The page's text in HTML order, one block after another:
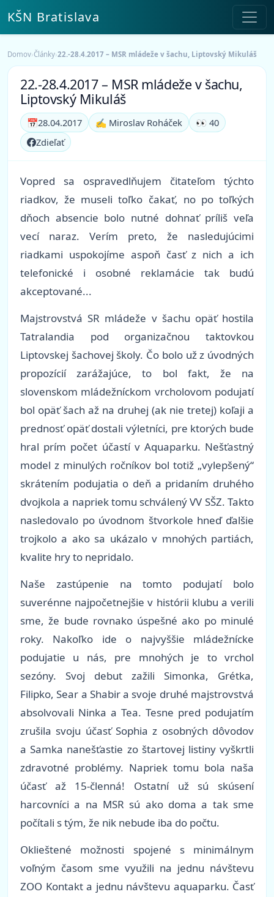
KŠN Bratislava
Domov›Články›22.-28.4.2017 – MSR mládeže v šachu, Liptovský Mikuláš
22.-28.4.2017 – MSR mládeže v šachu,
Liptovský Mikuláš
📅28.04.2017 ✍️ Miroslav Roháček
👀 40
Zdieľať
Vopred sa ospravedlňujem čitateľom týchto
riadkov, že museli toľko čakať, no po toľkých
dňoch absencie bolo nutné dohnať príliš veľa
vecí naraz. Verím preto, že nasledujúcimi
riadkami uspokojíme aspoň časť z nich a ich
telefonické i osobné reklamácie tak budú
akceptované...
Majstrovstvá SR mládeže v šachu opäť hostila
Tatralandia pod organizačnou taktovkou
Liptovskej šachovej školy. Čo bolo už z úvodných
propozícií zarážajúce, to bol fakt, že na
slovenskom mládežníckom vrcholovom podujatí
bol opäť šach až na druhej (ak nie tretej) koľaji a
prednosť opäť dostali výletníci, pre ktorých bude
hral prím počet účastí v Aquaparku. Nešťastný
model z minulých ročníkov bol totiž „vylepšený“
skrátením podujatia o deň a pridaním druhého
dvojkola a napriek tomu schválený VV SŠZ. Takto
nasledovalo po úvodnom štvorkole hneď ďalšie
trojkolo a ako sa ukázalo v mnohých partiách,
kvalite hry to nepridalo.
Naše zastúpenie na tomto podujatí bolo
suverénne najpočetnejšie v histórii klubu a verili
sme, že bude rovnako úspešné ako po minulé
roky. Nakoľko ide o najvyššie mládežnícke
podujatie u nás, pre mnohých je to vrchol
sezóny. Svoj debut zažili Simonka, Grétka,
Filipko, Sear a Shabir a svoje druhé majstrovstvá
absolvovali Ninka a Tea. Tesne pred podujatím
zrušila svoju účasť Sophia z osobných dôvodov
a Samka nanešťastie zo štartovej listiny vyškrtli
zdravotné problémy. Napriek tomu bola naša
účasť až 15-členná! Ostatní už sú skúsení
harcovníci a na MSR sú ako doma a tak sme
počítali s tým, že nik nebude iba do počtu.
Oklieštené možnosti spojené s minimálnym
voľným časom sme využili na jednu návštevu
ZOO Kontakt a jednu návštevu aquaparku. Časť